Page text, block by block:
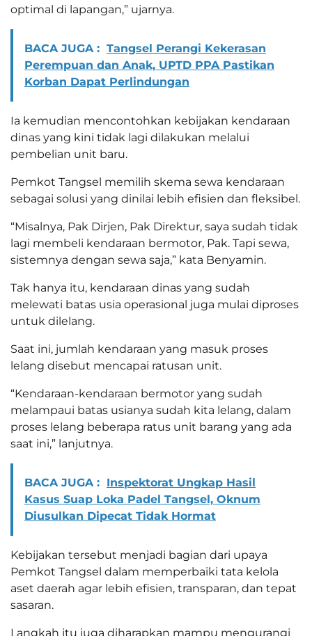
optimal di lapangan,” ujarnya.
BACA JUGA : Tangsel Perangi Kekerasan
Perempuan dan Anak, UPTD PPA Pastikan
Korban Dapat Perlindungan
Ia kemudian mencontohkan kebijakan kendaraan
dinas yang kini tidak lagi dilakukan melalui
pembelian unit baru.
Pemkot Tangsel memilih skema sewa kendaraan
sebagai solusi yang dinilai lebih efisien dan fleksibel.
“Misalnya, Pak Dirjen, Pak Direktur, saya sudah tidak
lagi membeli kendaraan bermotor, Pak. Tapi sewa,
sistemnya dengan sewa saja,” kata Benyamin.
Tak hanya itu, kendaraan dinas yang sudah
melewati batas usia operasional juga mulai diproses
untuk dilelang.
Saat ini, jumlah kendaraan yang masuk proses
lelang disebut mencapai ratusan unit.
“Kendaraan-kendaraan bermotor yang sudah
melampaui batas usianya sudah kita lelang, dalam
proses lelang beberapa ratus unit barang yang ada
saat ini,” lanjutnya.
BACA JUGA : Inspektorat Ungkap Hasil
Kasus Suap Loka Padel Tangsel, Oknum
Diusulkan Dipecat Tidak Hormat
Kebijakan tersebut menjadi bagian dari upaya
Pemkot Tangsel dalam memperbaiki tata kelola
aset daerah agar lebih efisien, transparan, dan tepat
sasaran.
Langkah itu juga diharapkan mampu mengurangi